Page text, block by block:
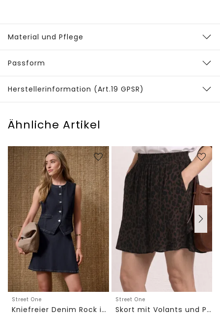
Material und Pflege
Passform
Herstellerinformation (Art.19 GPSR)
Ähnliche Artikel
Street One
Kniefreier Denim Rock in Wickeloptik
Street One
Skort mit Volants und Print